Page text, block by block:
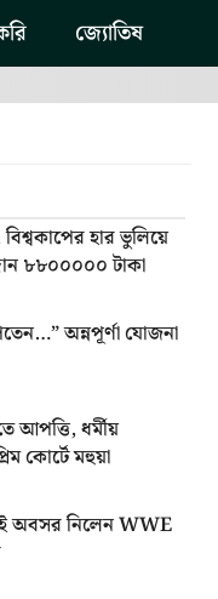
জ্যোতিষ
হার ভুলিয়ে
৮৮০০০০০ টাকা
অন্নপূর্ণা যোজনা
আপত্তি, ধর্মীয়
কোর্টে মহুয়া
অবসর নিলেন WWE